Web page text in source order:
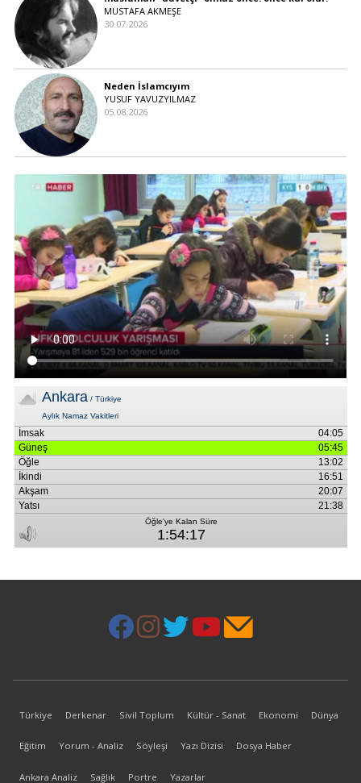
MUSTAFA AKMEŞE
30.07.2026
Neden İslamcıyım
YUSUF YAVUZYILMAZ
05.08.2026
Türkiye Derkenar Sivil Toplum Kültür - Sanat Ekonomi Dünya
Eğitim Yorum - Analiz Söyleşi Yazı Dizisi Dosya Haber
Ankara Analiz Sağlık Portre Yazarlar